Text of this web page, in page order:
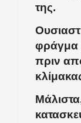
της.
φράγμα
πριν